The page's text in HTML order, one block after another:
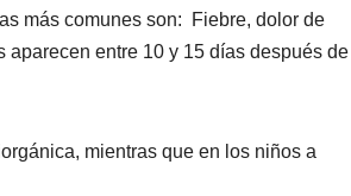
más comunes son: Fiebre, dolor de
aparecen entre 10 y 15 días después de
mientras que en los niños a